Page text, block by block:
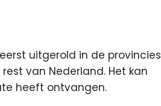
uitgerold in de provincies
van Nederland. Het kan
heeft ontvangen.